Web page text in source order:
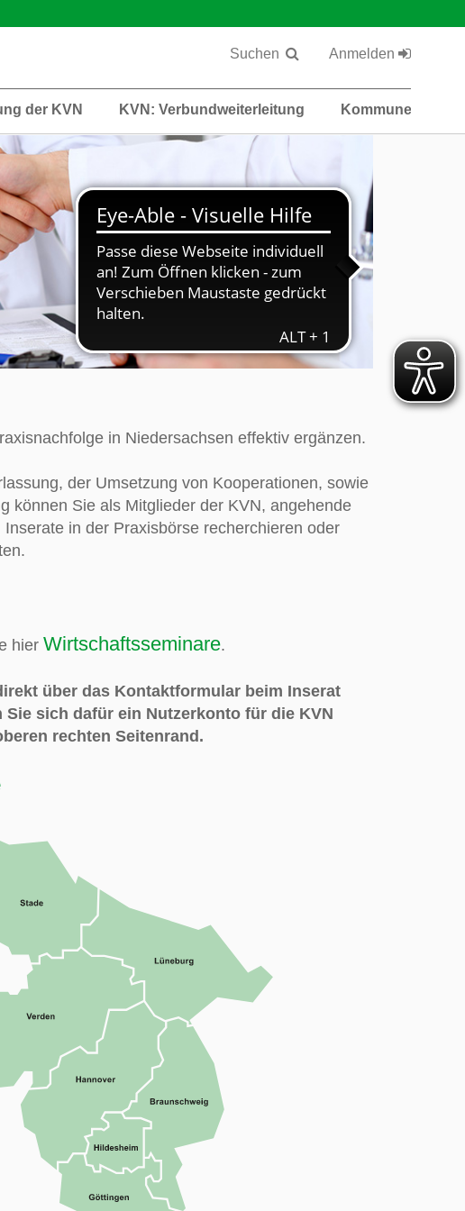
Anmelden
Suchen
der KVN KVN: Verbundweiterleitung Kommunen
in Niedersachsen effektiv ergänzen.
der Umsetzung von Kooperationen, sowie
können Sie als Mitglieder der KVN, angehende
in der Praxisbörse recherchieren oder
hier Wirtschaftsseminare.
über das Kontaktformular beim Inserat
sich dafür ein Nutzerkonto für die KVN
rechten Seitenrand .